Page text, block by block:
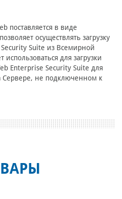
поставляется в виде
осуществлять загрузку
Suite из Всемирной
для загрузки
Enterprise Security Suite для
не подключенном к